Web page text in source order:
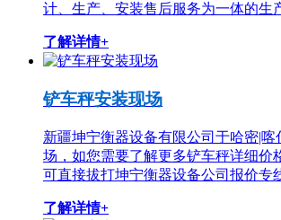
计、生产、安装售后服务为一体的生
了解详情+
铲车秤安装现场
新疆坤宁衡器设备有限公司于哈密|喀
场，如您需要了解更多铲车秤详细价
可直接拔打坤宁衡器设备公司报价专
了解详情+